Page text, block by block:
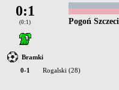
0:1
(0:1) Pogoń
Bramki
0-1
Rogalski (28)